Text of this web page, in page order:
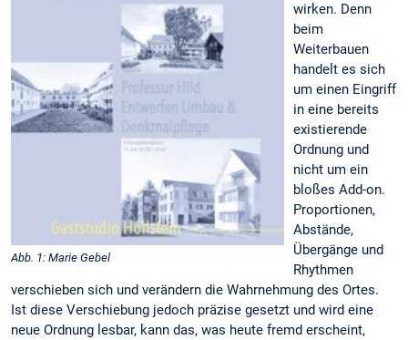
Abb. 1: Marie Gebel
wirken. Denn
beim
Weiterbauen
handelt es sich
um einen Eingriff
in eine bereits
existierende
Ordnung und
nicht um ein
bloßes Add-on.
Proportionen,
Abstände,
Übergänge und
Rhythmen
verschieben sich und verändern die Wahrnehmung des Ortes.
Ist diese Verschiebung jedoch präzise gesetzt und wird eine
neue Ordnung lesbar, kann das, was heute fremd erscheint,